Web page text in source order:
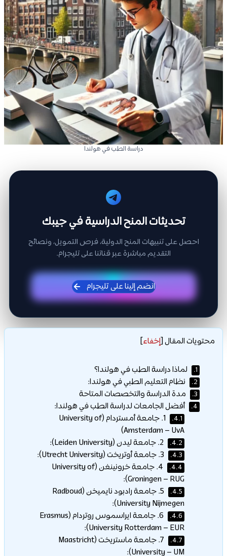
دراسة الطب في هولندا
تحديثات المنح الدراسية في جيبك
احصل على تنبيهات المنح الدولية، فرص التمويل، ونصائح
التقديم مباشرة عبر قناتنا على تليجرام.
انضم إلينا على تليجرام
محتويات المقال[إخفاء]
1. لماذا دراسة الطب في هولندا؟
2. نظام التعليم الطبي في هولندا:
3. مدة الدراسة والتخصصات المتاحة
4. أفضل الجامعات لدراسة الطب في هولندا:
4.1.
1. جامعة أمستردام (University of
Amsterdam – UvA)
4.2.
4.3.
4.4.
4. جامعة خرونينغن (University of
Groningen – RUG):
4.5.
5. جامعة رادبود نايميخن (Radboud
University Nijmegen):
4.6.
6. جامعة ايراسموس روتردام (Erasmus
University Rotterdam – EUR):
4.7.
7. جامعة ماستريخت (Maastricht
University – UM):